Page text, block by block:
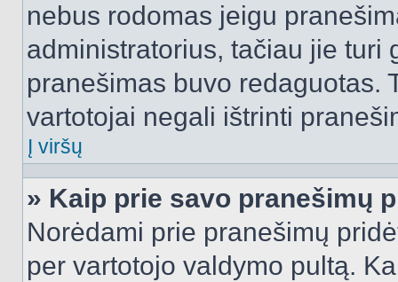
nebus rodomas jeigu
administratorius, tačiau jie turi
pranešimas buvo redaguotas.
vartotojai negali ištrinti
Į viršų
» Kaip prie savo pranešimų
Norėdami prie pranešimų
per vartotojo valdymo pultą.